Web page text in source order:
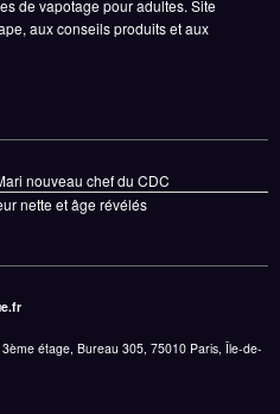
de vapotage pour adultes. Site
aux conseils produits et aux
nouveau chef du CDC
nette et âge révélés
étage, Bureau 305, 75010 Paris, Île-de-